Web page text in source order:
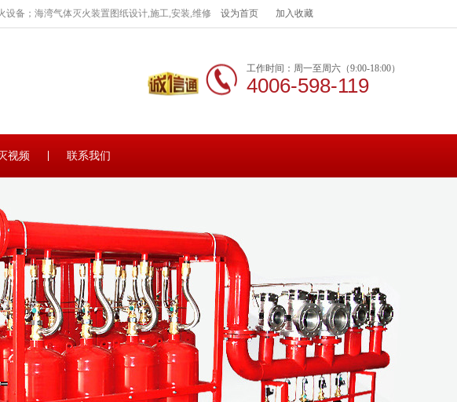
备；海湾气体灭火装置图纸设计,施工,安装,维修 设为首页 加入收藏
工作时间：周一至周六（9:00-18:00）
4006-598-119
视频 联系我们